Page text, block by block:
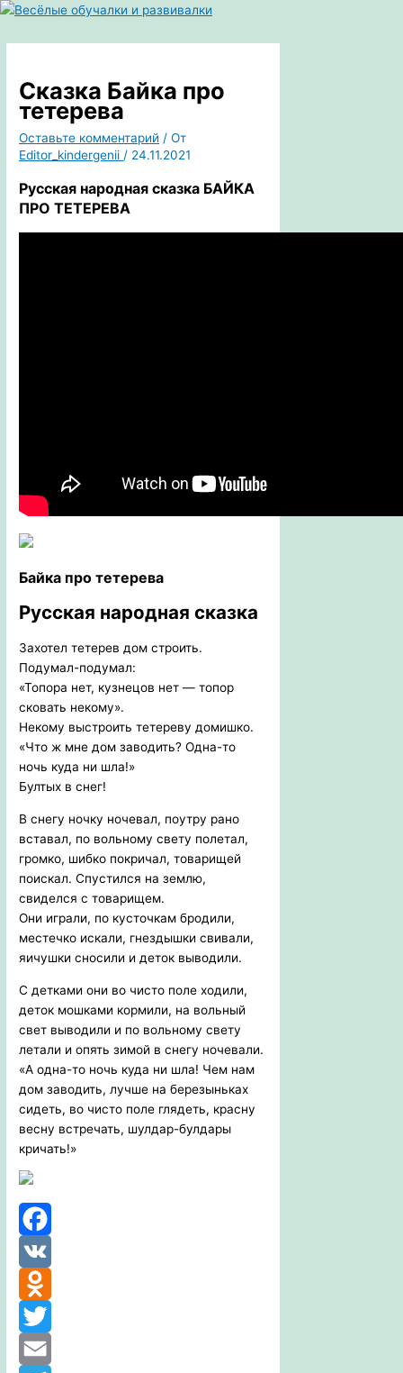
Перейти
Сказка Байка про
тетерева
Оставьте комментарий / От
Editor_kindergenii / 24.11.2021
Русская народная сказка БАЙКА
ПРО ТЕТЕРЕВА
Байка про тетерева
Русская народная сказка
Захотел тетерев дом строить.
Подумал-подумал:
«Топора нет, кузнецов нет — топор
сковать некому».
Некому выстроить тетереву домишко.
«Что ж мне дом заводить? Одна-то
ночь куда ни шла!»
Бултых в снег!
В снегу ночку ночевал, поутру рано
вставал, по вольному свету полетал,
громко, шибко покричал, товарищей
поискал. Спустился на землю,
свиделся с товарищем.
Они играли, по кусточкам бродили,
местечко искали, гнездышки свивали,
яичушки сносили и деток выводили.
С детками они во чисто поле ходили,
деток мошками кормили, на вольный
свет выводили и по вольному свету
летали и опять зимой в снегу ночевали.
«А одна-то ночь куда ни шла! Чем нам
дом заводить, лучше на березыньках
сидеть, во чисто поле глядеть, красну
весну встречать, шулдар-булдары
кричать!»
Facebook
VK
Odnoklassniki
Twitter